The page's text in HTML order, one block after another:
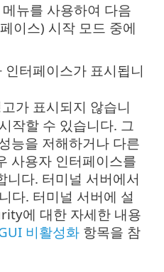
뉴를 사용하여 다음
이스) 시작 모드 중에
터페이스가 표시됩니
가 표시되지 않습니
작할 수 있습니다. 그
능을 저해하거나 다른
사용자 인터페이스를
니다. 터미널 서버에서
다. 터미널 서버에 설
에 대한 자세한 내용
비활성화 항목을 참